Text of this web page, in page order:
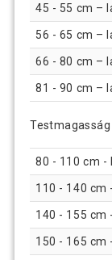
45 - 55 cm –
56 - 65 cm –
66 - 80 cm –
81 - 90 cm –
80 - 110 cm -
110 - 140 cm
140 - 155 cm
150 - 165 cm